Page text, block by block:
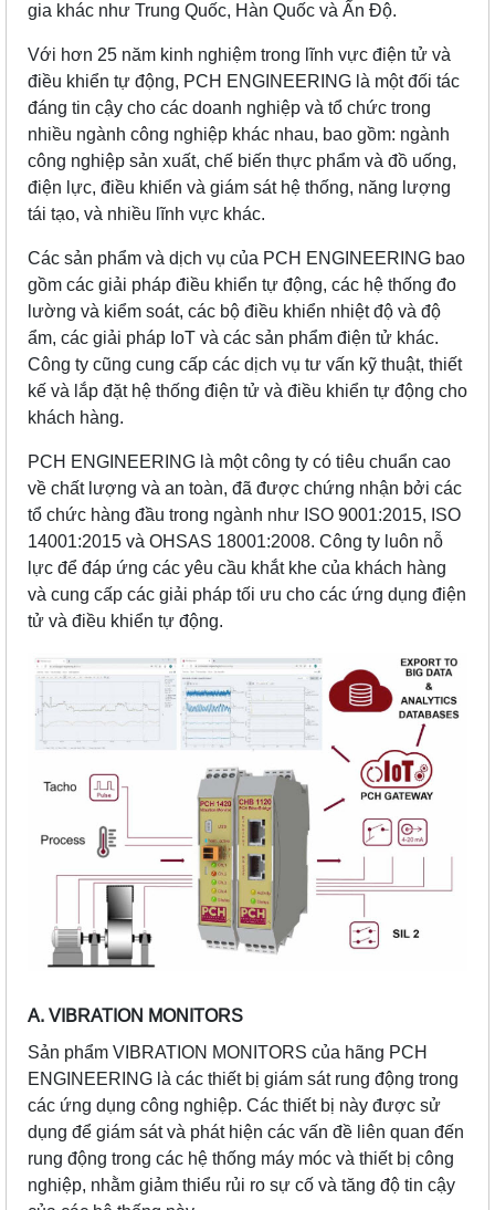
gia khác như Trung Quốc, Hàn Quốc và Ấn Độ.
Với hơn 25 năm kinh nghiệm trong lĩnh vực điện tử và
điều khiển tự động, PCH ENGINEERING là một đối tác
đáng tin cậy cho các doanh nghiệp và tổ chức trong
nhiều ngành công nghiệp khác nhau, bao gồm: ngành
công nghiệp sản xuất, chế biến thực phẩm và đồ uống,
điện lực, điều khiển và giám sát hệ thống, năng lượng
tái tạo, và nhiều lĩnh vực khác.
Các sản phẩm và dịch vụ của PCH ENGINEERING bao
gồm các giải pháp điều khiển tự động, các hệ thống đo
lường và kiểm soát, các bộ điều khiển nhiệt độ và độ
ẩm, các giải pháp IoT và các sản phẩm điện tử khác.
Công ty cũng cung cấp các dịch vụ tư vấn kỹ thuật, thiết
kế và lắp đặt hệ thống điện tử và điều khiển tự động cho
khách hàng.
PCH ENGINEERING là một công ty có tiêu chuẩn cao
về chất lượng và an toàn, đã được chứng nhận bởi các
tổ chức hàng đầu trong ngành như ISO 9001:2015, ISO
14001:2015 và OHSAS 18001:2008. Công ty luôn nỗ
lực để đáp ứng các yêu cầu khắt khe của khách hàng
và cung cấp các giải pháp tối ưu cho các ứng dụng điện
tử và điều khiển tự động.
A. VIBRATION MONITORS
Sản phẩm VIBRATION MONITORS của hãng PCH
ENGINEERING là các thiết bị giám sát rung động trong
các ứng dụng công nghiệp. Các thiết bị này được sử
dụng để giám sát và phát hiện các vấn đề liên quan đến
rung động trong các hệ thống máy móc và thiết bị công
nghiệp, nhằm giảm thiểu rủi ro sự cố và tăng độ tin cậy